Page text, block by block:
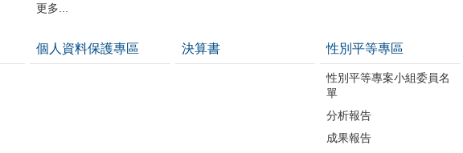
更多...
個人資料保護專區 決算書 性別平等專區
性別平等專案小組委員名
單
分析報告
成果報告